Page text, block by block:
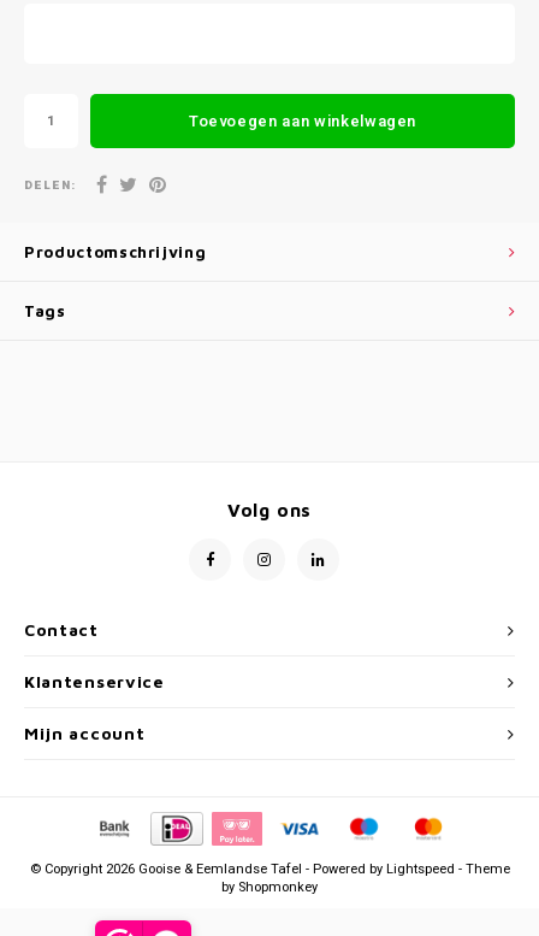
Toevoegen aan winkelwagen
DELEN:
Productomschrijving
Tags
Contact
Volg ons
Klantenservice
Mijn account
© Copyright 2026 Gooise & Eemlandse Tafel - Powered byLightspeed - Theme
by Shopmonkey